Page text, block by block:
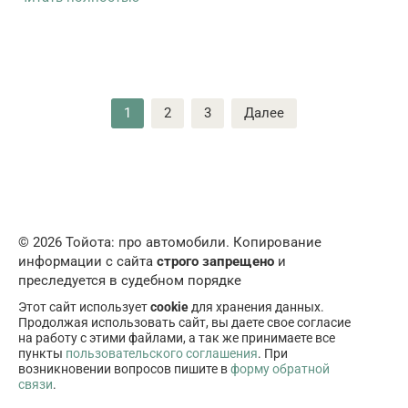
1 2 3 Далее
© 2026 Тойота: про автомобили. Копирование
информации с сайта строго запрещено и
преследуется в судебном порядке
Этот сайт используетcookie для хранения данных.
Продолжая использовать сайт, вы даете свое согласие
на работу с этими файлами, а так же принимаете все
пункты пользовательского соглашения. При
возникновении вопросов пишите вформу обратной
связи.